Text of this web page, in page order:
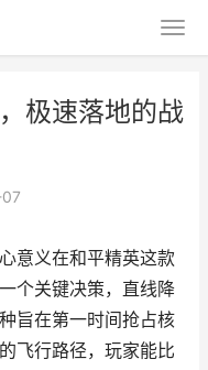
极速落地的战
意义在和平精英这款
个关键决策，直线降
旨在第一时间抢占核
飞行路径，玩家能比